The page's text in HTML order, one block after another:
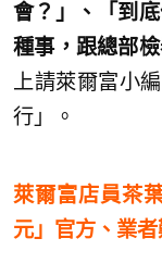
會？」、「到
種事，跟總部
上請萊爾富小
行」。
萊爾富店員茶
元」官方、業